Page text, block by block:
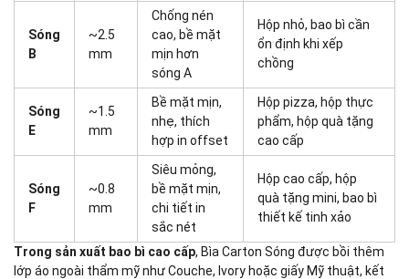
Sóng
B
~2.5
mm
Chống nén
cao, bề mặt
mịn hơn
sóng A
Hộp nhỏ, bao bì cần
ổn định khi xếp
chồng
Sóng
E
~1.5
mm
Bề mặt mịn,
nhẹ, thích
hợp in offset
Hộp pizza, hộp thực
phẩm, hộp quà tặng
cao cấp
Sóng
F
~0.8
mm
Siêu mỏng,
bề mặt mịn,
chi tiết in
sắc nét
Hộp cao cấp, hộp
quà tặng mini, bao bì
thiết kế tinh xảo
Trong sản xuất bao bì cao cấp, Bìa Carton Sóng được bồi thêm
lớp áo ngoài thẩm mỹ như Couche, Ivory hoặc giấy Mỹ thuật, kết